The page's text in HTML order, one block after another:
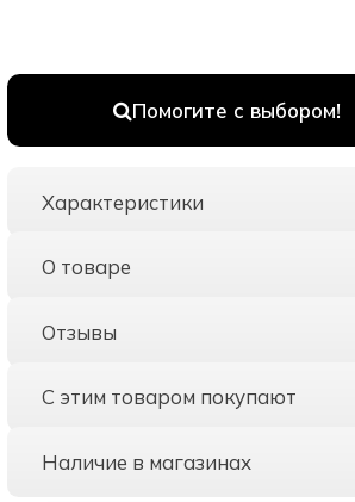
Помогите с выбором!
Характеристики
О товаре
Отзывы
С этим товаром покупают
Наличие в магазинах